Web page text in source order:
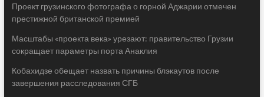
Проект грузинского фотографа о горной Аджарии отмечен
престижной британской премией
Масштабы «проекта века» урезают: правительство Грузии
сокращает параметры порта Анаклия
Кобахидзе обещает назвать причины блэкаутов после
завершения расследования СГБ